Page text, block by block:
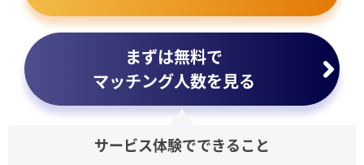
まずは無料で
マッチング人数を見る
サービス体験でできること